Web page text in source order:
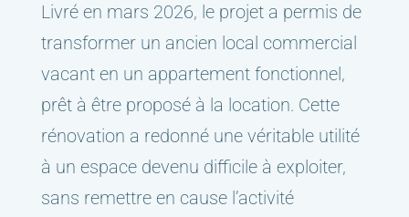
Livré en mars 2026, le projet a permis de
transformer un ancien local commercial
vacant en un appartement fonctionnel,
prêt à être proposé à la location. Cette
rénovation a redonné une véritable utilité
à un espace devenu difficile à exploiter,
sans remettre en cause l’activité